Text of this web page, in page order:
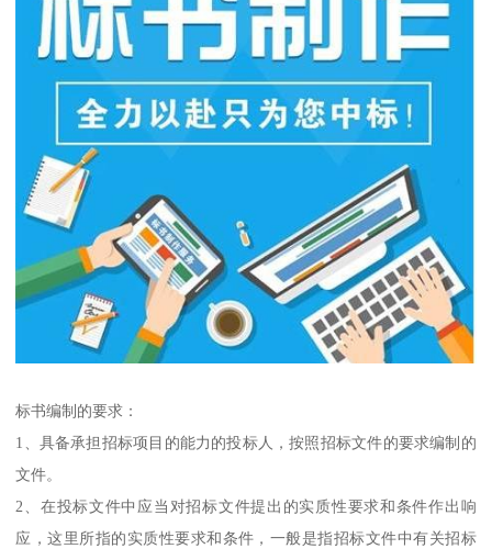
标书编制的要求：
1、具备承担招标项目的能力的投标人，按照招标文件的要求编制的
文件。
2、在投标文件中应当对招标文件提出的实质性要求和条件作出响
应，这里所指的实质性要求和条件，一般是指招标文件中有关招标